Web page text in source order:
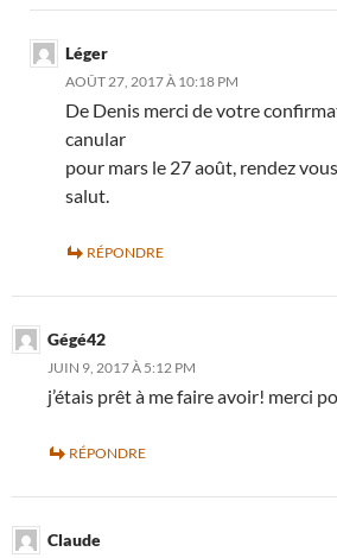
Léger
AOÛT 27, 2017 À 10:18 PM
De Denis merci de votre
canular
pour mars le 27 août, rendez
salut.
RÉPONDRE
Gégé42
JUIN 9, 2017 À 5:12 PM
j’étais prêt à me faire avoir! merci
RÉPONDRE
Claude